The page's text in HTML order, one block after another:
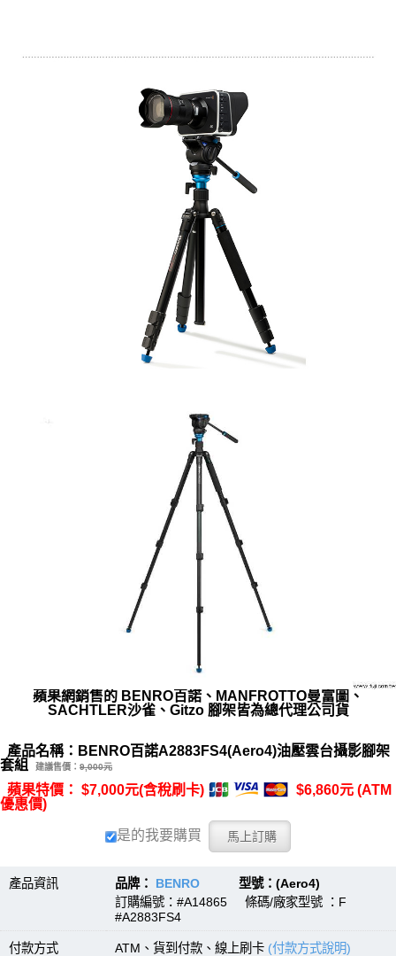
蘋果網銷售的 BENRO百諾、MANFROTTO曼富圖、
SACHTLER沙雀、Gitzo 腳架皆為總代理公司貨
產品名稱：BENRO百諾A2883FS4(Aero4)油壓雲台攝影腳架
套組
建議售價： 9,000元
蘋果特價： $7,000元(含稅刷卡)
$6,860元 (ATM
優惠價)
是的我要購買
產品資訊 品牌： BENRO 型號：(Aero4)
訂購編號：#A14865 條碼/廠家型號 ：F
#A2883FS4
付款方式 ATM、貨到付款、線上刷卡 (付款方式說明)